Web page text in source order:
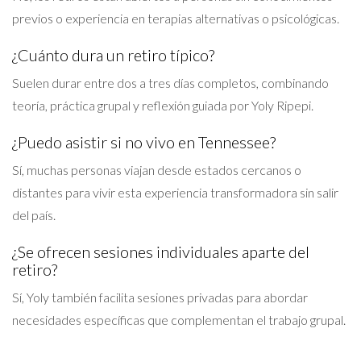
previos o experiencia en terapias alternativas o psicológicas.
¿Cuánto dura un retiro típico?
Suelen durar entre dos a tres días completos, combinando
teoría, práctica grupal y reflexión guiada por Yoly Ripepi.
¿Puedo asistir si no vivo en Tennessee?
Sí, muchas personas viajan desde estados cercanos o
distantes para vivir esta experiencia transformadora sin salir
del país.
¿Se ofrecen sesiones individuales aparte del
retiro?
Sí, Yoly también facilita sesiones privadas para abordar
necesidades específicas que complementan el trabajo grupal.